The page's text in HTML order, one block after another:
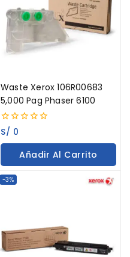
Waste Xerox 106R00683
5,000 Pag Phaser 6100
0
out
of
S/ 0
Añadir Al Carrito
-3%